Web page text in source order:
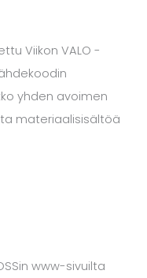
Viikon VALO -
yhden avoimen
materiaalisisältöä
www-sivuilta